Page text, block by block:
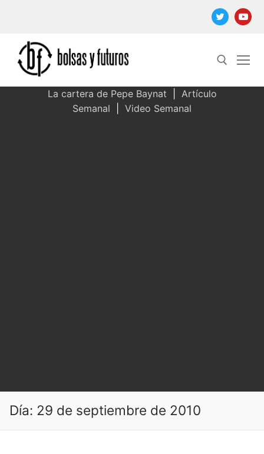
Buscar:
La cartera de Pepe Baynat
Artículo
Semanal
Video Semanal
Día: 29 de septiembre de 2010